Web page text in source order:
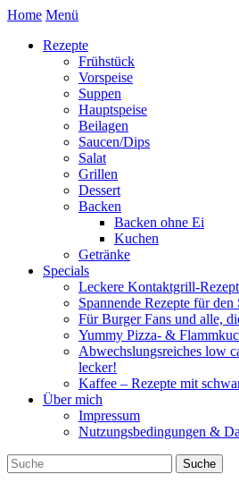
Home Menü
Rezepte
Frühstück
Vorspeise
Suppen
Hauptspeise
Beilagen
Saucen/Dips
Salat
Grillen
Dessert
Backen
Backen ohne Ei
Kuchen
Getränke
Specials
Leckere Kontaktgrill-
Spannende Rezepte für
Für Burger Fans und alle,
Yummy Pizza- &
Abwechslungsreiches low
lecker!
Kaffee – Rezepte mit
Über mich
Impressum
Nutzungsbedingungen &